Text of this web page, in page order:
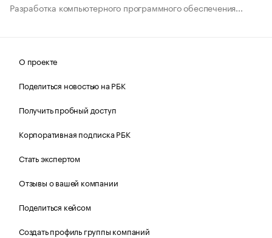
Разработка компьютерного программного обеспечения...
О проекте
Поделиться новостью на РБК
Получить пробный доступ
Корпоративная подписка РБК
Стать экспертом
Отзывы о вашей компании
Поделиться кейсом
Создать профиль группы компаний